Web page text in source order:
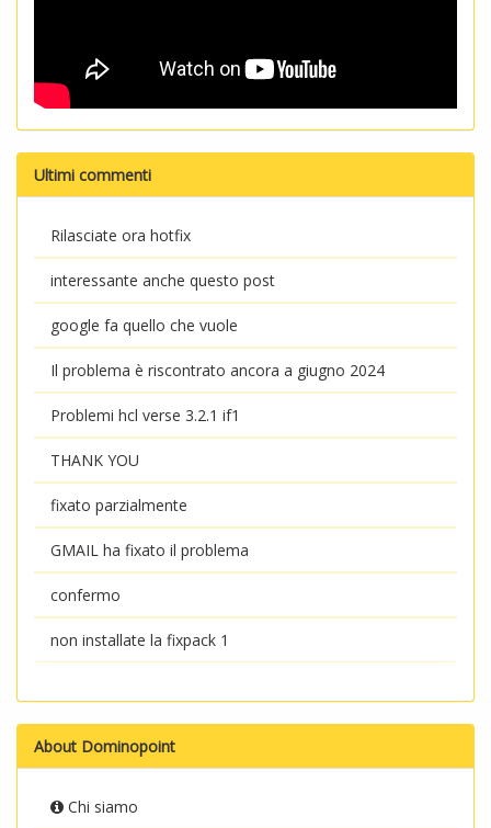
Ultimi commenti
Rilasciate ora hotfix
interessante anche questo post
google fa quello che vuole
Il problema è riscontrato ancora a giugno 2024
Problemi hcl verse 3.2.1 if1
THANK YOU
fixato parzialmente
GMAIL ha fixato il problema
confermo
non installate la fixpack 1
About Dominopoint
Chi siamo